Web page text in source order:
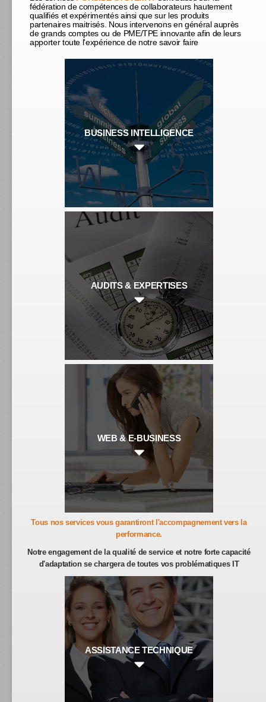
fédération de compétences de collaborateurs hautement
qualifiés et expérimentés ainsi que sur les produits
partenaires maitrisés. Nous intervenons en général auprès
de grands comptes ou de PME/TPE innovante afin de leurs
apporter toute l'expérience de notre savoir faire
BUSINESS INTELLIGENCE
AUDITS & EXPERTISES
WEB & E-BUSINESS
Tous nos services vous garantiront l'accompagnement vers la
performance.
Notre engagement de la qualité de service et notre forte capacité
d'adaptation se chargera de toutes vos problématiques IT
ASSISTANCE TECHNIQUE